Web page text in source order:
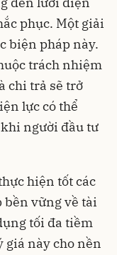
phục. Một giải
biện pháp này.
trách nhiệm
chi trả sẽ trở
lực có thể
người đầu tư
hiện tốt các
vững về tài
tối đa tiềm
giá này cho nền